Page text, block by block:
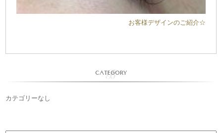
お客様デザインのご紹介☆
CATEGORY
カテゴリーなし